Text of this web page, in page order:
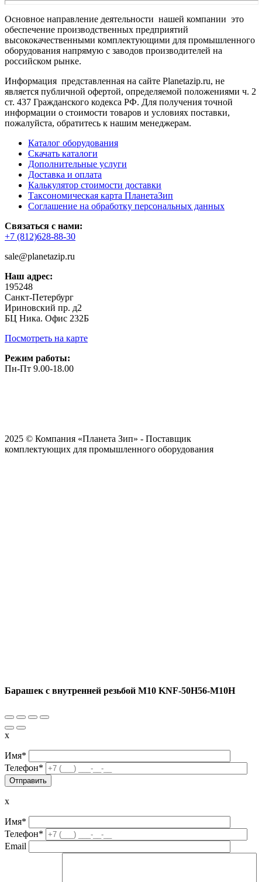
Основное направление деятельности нашей компании это
обеспечение производственных предприятий
высококачественными комплектующими для промышленного
оборудования напрямую с заводов производителей на
российском рынке.
Информация представленная на сайте Planetazip.ru, не
является публичной офертой, определяемой положениями ч. 2
ст. 437 Гражданского кодекса РФ. Для получения точной
информации о стоимости товаров и условиях поставки,
пожалуйста, обратитесь к нашим менеджерам.
Каталог оборудования
Скачать каталоги
Дополнительные услуги
Доставка и оплата
Калькулятор стоимости доставки
Таксономическая карта ПланетаЗип
Соглашение на обработку персональных данных
Связаться с нами:
+7 (812)628-88-30
sale@planetazip.ru
Наш адрес:
195248
Санкт-Петербург
Ириновский пр. д2
БЦ Ника. Офис 232Б
Посмотреть на карте
Режим работы:
Пн-Пт 9.00-18.00
2025 © Компания «Планета Зип» - Поставщик
комплектующих для промышленного оборудования
Барашек с внутренней резьбой M10 KNF-50H56-M10H
x
Имя*
Телефон*
x
Имя*
Телефон*
Email